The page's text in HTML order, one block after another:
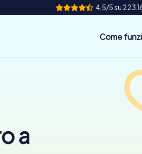
4,5/5 su
Come
a